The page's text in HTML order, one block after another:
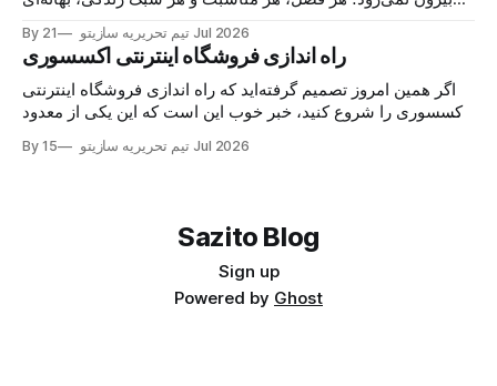
تازه می‌خواهید وارد این بازار شوید، خبر خوب این است
By تیم تحریریه سازیتو 21 Jul 2026
راه اندازی فروشگاه اینترنتی اکسسوری
اگر همین امروز تصمیم گرفته‌اید که راه اندازی فروشگاه اینترنتی
اکسسوری را شروع کنید، خبر خوب این است که این یکی از معدود
درآمدش واقعاً باز است. اکسسوری جزو آن دسته محصولاتی‌ست
By تیم تحریریه سازیتو 15 Jul 2026
Sazito Blog
Sign up
Powered by Ghost